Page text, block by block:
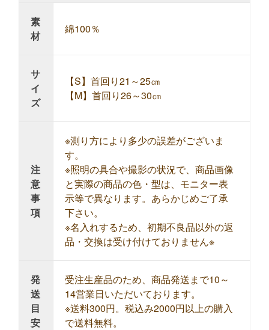
素
材
綿100％
サ
イ
ズ
【S】首回り21～25㎝
【M】首回り26～30㎝
注
意
事
項
※測り方により多少の誤差がございま
す。
※照明の具合や撮影の状況で、商品画像
と実際の商品の色・型は、モニター表
示等で異なります。あらかじめご了承
下さい。
※名入れするため、初期不良品以外の返
品・交換は受け付けておりません※
発
送
目
安
受注生産品のため、商品発送まで10～
14営業日いただいております。
※送料300円。税込み2000円以上の購入
で送料無料。